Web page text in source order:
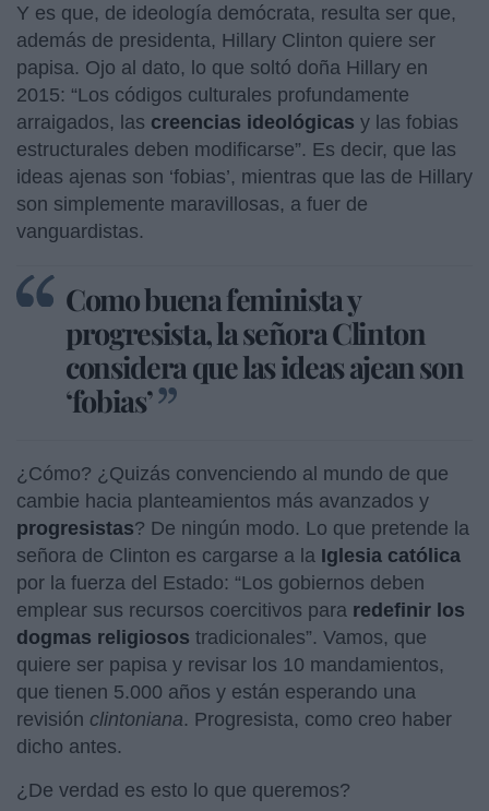
Y es que, de ideología demócrata, resulta ser que,
además de presidenta, Hillary Clinton quiere ser
papisa. Ojo al dato, lo que soltó doña Hillary en
2015: “Los códigos culturales profundamente
arraigados, las creencias ideológicas y las fobias
estructurales deben modificarse”. Es decir, que las
ideas ajenas son ‘fobias’, mientras que las de Hillary
son simplemente maravillosas, a fuer de
vanguardistas.
Como buena feminista y
progresista, la señora Clinton
considera que las ideas ajean son
‘fobias’
¿Cómo? ¿Quizás convenciendo al mundo de que
cambie hacia planteamientos más avanzados y
progresistas? De ningún modo. Lo que pretende la
señora de Clinton es cargarse a la Iglesia católica
por la fuerza del Estado: “Los gobiernos deben
emplear sus recursos coercitivos para redefinir los
dogmas religiosos tradicionales”. Vamos, que
quiere ser papisa y revisar los 10 mandamientos,
que tienen 5.000 años y están esperando una
revisión clintoniana. Progresista, como creo haber
dicho antes.
¿De verdad es esto lo que queremos?